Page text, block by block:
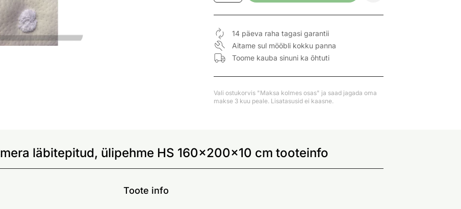
14 päeva raha tagasi garantii
Aitame sul mööbli kokku panna
Toome kauba sinuni ka õhtuti
Vali ostukorvis "Maksa kolmes osas" ja saad jagada oma
makse 3 kuu peale. Lisatasusid ei kaasne.
läbitepitud, ülipehme HS 160x200x10 cm tooteinfo
Toote info